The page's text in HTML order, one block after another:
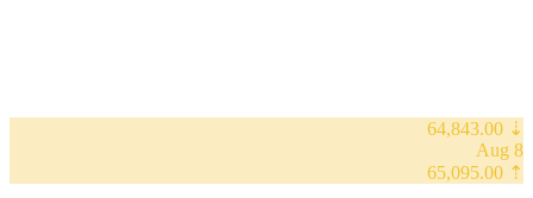
⇣ 64,843.00
8 Aug
⇡ 65,095.00